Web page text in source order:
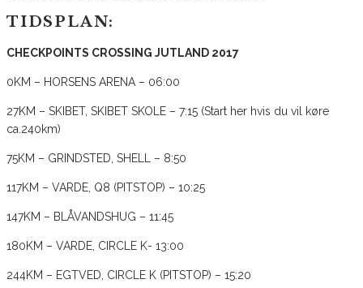
TIDSPLAN:
CHECKPOINTS CROSSING JUTLAND 2017
0KM – HORSENS ARENA – 06:00
27KM – SKIBET, SKIBET SKOLE – 7:15 (Start her hvis du vil køre
ca.240km)
75KM – GRINDSTED, SHELL – 8:50
117KM – VARDE, Q8 (PITSTOP) – 10:25
147KM – BLÅVANDSHUG – 11:45
180KM – VARDE, CIRCLE K- 13:00
244KM – EGTVED, CIRCLE K (PITSTOP) – 15:20